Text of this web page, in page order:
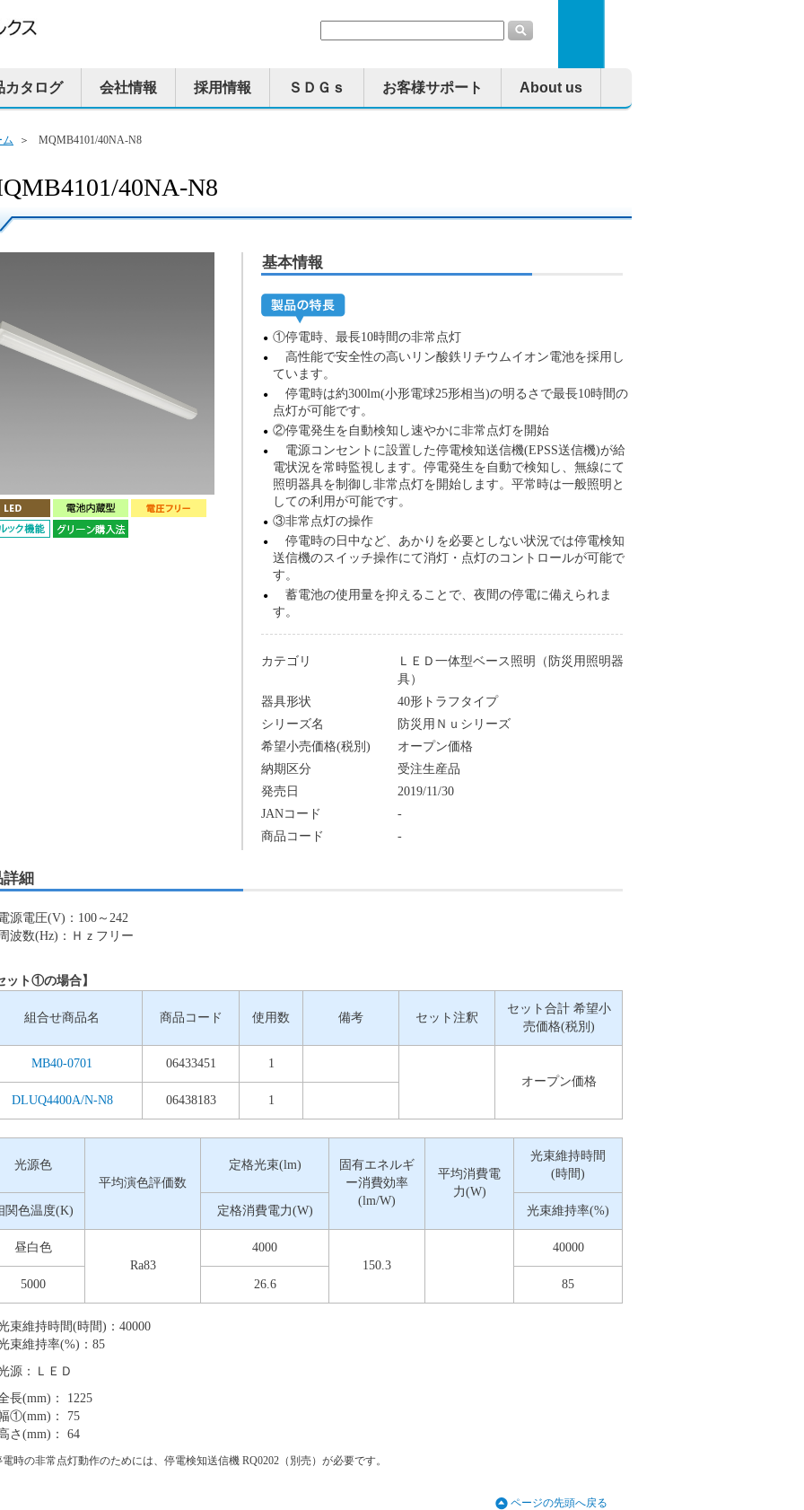
カタログ 会社情報 採用情報 ＳＤＧｓ お客様サポート About us
ム ＞ MQMB4101/40NA-N8
40NA-N8
基本情報
①停電時、最長10時間の非常点灯
高性能で安全性の高いリン酸鉄リチウムイオン電池を採用し
ています。
停電時は約300lm(小形電球25形相当)の明るさで最長10時間の
点灯が可能です。
②停電発生を自動検知し速やかに非常点灯を開始
電源コンセントに設置した停電検知送信機(EPSS送信機)が給
電状況を常時監視します。停電発生を自動で検知し、無線にて
照明器具を制御し非常点灯を開始します。平常時は一般照明と
しての利用が可能です。
③非常点灯の操作
停電時の日中など、あかりを必要としない状況では停電検知
送信機のスイッチ操作にて消灯・点灯のコントロールが可能で
す。
蓄電池の使用量を抑えることで、夜間の停電に備えられま
す。
カテゴリ
ＬＥＤ一体型ベース照明（防災用照明器
具）
器具形状
40形トラフタイプ
シリーズ名
防災用Ｎｕシリーズ
希望小売価格(税別)
オープン価格
納期区分
受注生産品
発売日
2019/11/30
JANコード
-
商品コード
-
細
源電圧(V)：100～242
波数(Hz)：Ｈｚフリー
ット①の場合】
組合せ商品名 商品コード 使用数 備考 セット注釈
セット合計 希望小
売価格(税別)
MB40-0701 06433451
1
オープン価格
DLUQ4400A/N-N8
06438183 1
光源色
平均演色評価数
定格光束(lm)
固有エネルギ
ー消費効率
(lm/W)
平均消費電
力(W)
光束維持時間
(時間)
関色温度(K) 定格消費電力(W) 光束維持率(%)
昼白色
Ra83
4000
150.3
40000
5000 26.6 85
束維持時間(時間)：40000
束維持率(%)：85
源：ＬＥＤ
長(mm)： 1225
①(mm)： 75
さ(mm)： 64
時の非常点灯動作のためには、停電検知送信機 RQ0202（別売）が必要です。
ページの先頭へ戻る